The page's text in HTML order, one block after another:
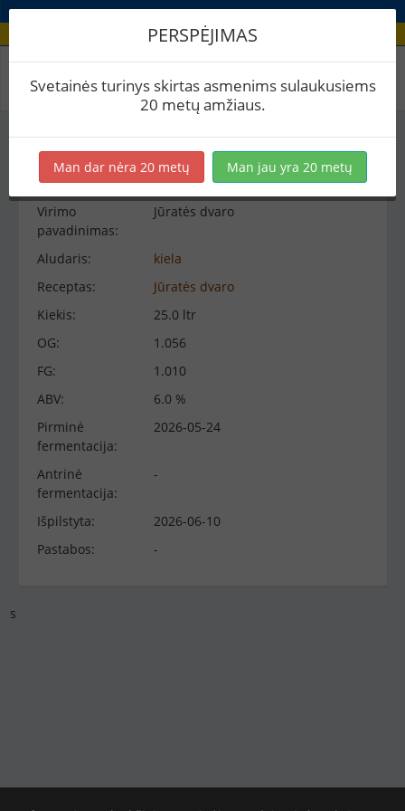
Virimo peržiūra
−
Virimo informacija
Virimo
pavadinimas:
Jūratės dvaro
Aludaris:
kiela
Receptas:
Jūratės dvaro
Kiekis:
25.0 ltr
OG:
1.056
FG:
1.010
ABV:
6.0 %
Pirminė
fermentacija:
2026-05-24
Antrinė
fermentacija:
-
Išpilstyta:
2026-06-10
Pastabos:
-
s
PERSPĖJIMAS
Svetainės turinys skirtas asmenims sulaukusiems
20 metų amžiaus.
Man dar nėra 20 metų Man jau yra 20 metų